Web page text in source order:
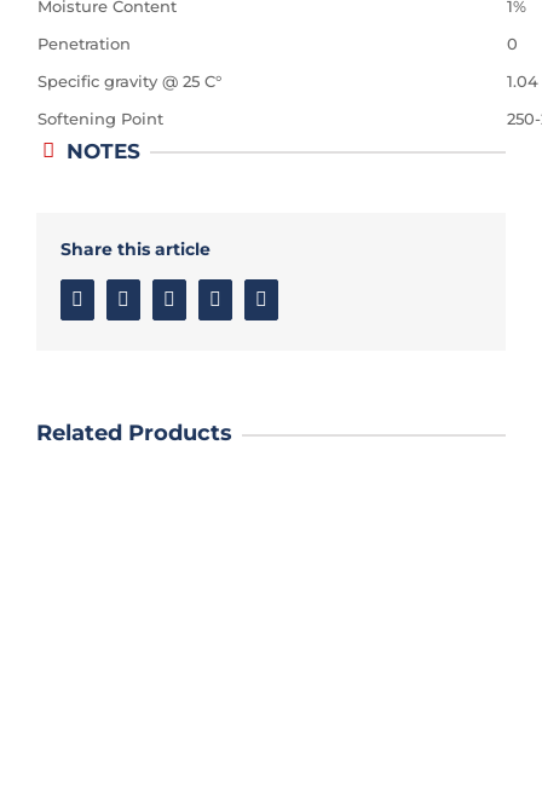
Moisture Content
1%
Penetration
0
Specific gravity @ 25 C°
1.04
Softening Point
NOTES
Share this article
FacebookTwitter LinkedinGoogle+
Related Products